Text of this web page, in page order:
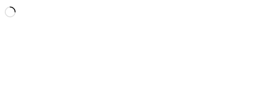
Încarc...